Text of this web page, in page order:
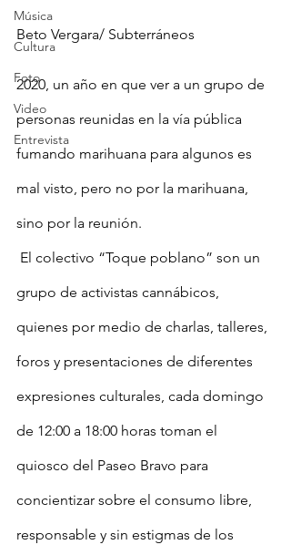
Música
Cultura
Foto
Video
Entrevista
Beto Vergara/ Subterráneos
2020, un año en que ver a un grupo de
personas reunidas en la vía pública
fumando marihuana para algunos es
mal visto, pero no por la marihuana,
sino por la reunión.
El colectivo “Toque poblano” son un
grupo de activistas cannábicos,
quienes por medio de charlas, talleres,
foros y presentaciones de diferentes
expresiones culturales, cada domingo
de 12:00 a 18:00 horas toman el
quiosco del Paseo Bravo para
concientizar sobre el consumo libre,
responsable y sin estigmas de los